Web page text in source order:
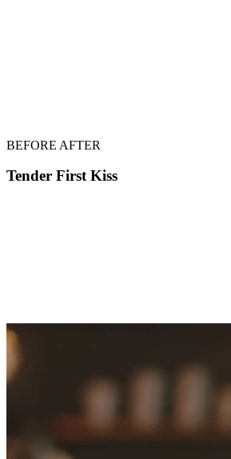
BEFORE AFTER
Tender First Kiss